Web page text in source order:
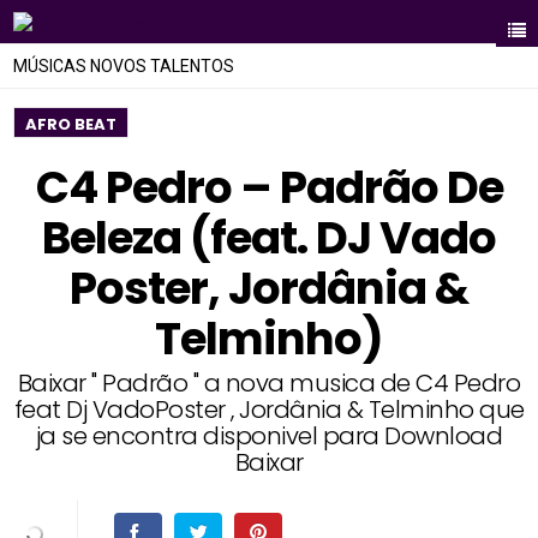
MÚSICAS NOVOS TALENTOS
AFRO BEAT
C4 Pedro – Padrão De
Beleza (feat. DJ Vado
Poster, Jordânia &
Telminho)
Baixar " Padrão " a nova musica de C4 Pedro
feat Dj VadoPoster , Jordânia & Telminho que
ja se encontra disponivel para Download
Baixar